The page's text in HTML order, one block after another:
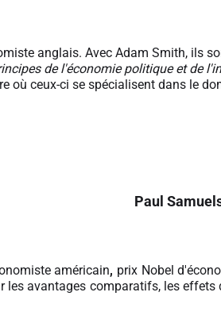
anglais. Avec Adam Smith, ils
de l'économie politique et de
où ceux-ci se spécialisent dans le
Paul
américain, prix Nobel
les avantages comparatifs, les